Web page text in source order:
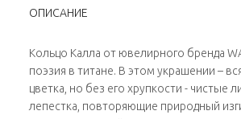
ОПИСАНИЕ
Кольцо Калла от ювелирного бренда
поэзия в титане. В этом украшении –
цветка, но без его хрупкости - чистые
лепестка, повторяющие природный